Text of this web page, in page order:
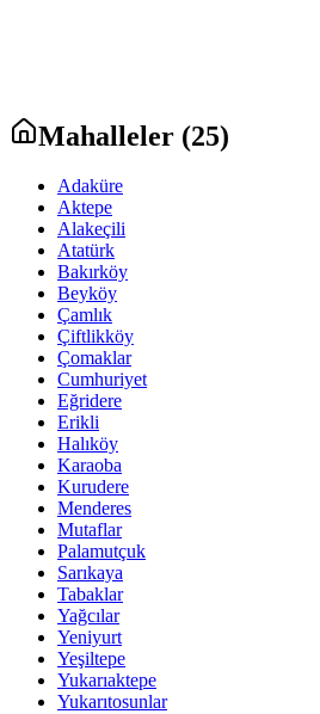
Mahalleler (25)
Adaküre
Aktepe
Alakeçili
Atatürk
Bakırköy
Beyköy
Çamlık
Çiftlikköy
Çomaklar
Cumhuriyet
Eğridere
Erikli
Halıköy
Karaoba
Kurudere
Menderes
Mutaflar
Palamutçuk
Sarıkaya
Tabaklar
Yağcılar
Yeniyurt
Yeşiltepe
Yukarıaktepe
Yukarıtosunlar